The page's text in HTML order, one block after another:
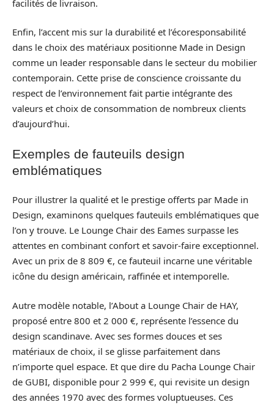
facilités de livraison.
Enfin, l’accent mis sur la durabilité et l’écoresponsabilité
dans le choix des matériaux positionne Made in Design
comme un leader responsable dans le secteur du mobilier
contemporain. Cette prise de conscience croissante du
respect de l’environnement fait partie intégrante des
valeurs et choix de consommation de nombreux clients
d’aujourd’hui.
Exemples de fauteuils design
emblématiques
Pour illustrer la qualité et le prestige offerts par Made in
Design, examinons quelques fauteuils emblématiques que
l’on y trouve. Le Lounge Chair des Eames surpasse les
attentes en combinant confort et savoir-faire exceptionnel.
Avec un prix de 8 809 €, ce fauteuil incarne une véritable
icône du design américain, raffinée et intemporelle.
Autre modèle notable, l’About a Lounge Chair de HAY,
proposé entre 800 et 2 000 €, représente l’essence du
design scandinave. Avec ses formes douces et ses
matériaux de choix, il se glisse parfaitement dans
n’importe quel espace. Et que dire du Pacha Lounge Chair
de GUBI, disponible pour 2 999 €, qui revisite un design
des années 1970 avec des formes voluptueuses. Ces